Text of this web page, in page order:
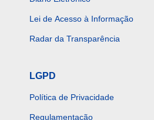
Lei de Acesso à Informação
Radar da Transparência
LGPD
Política de Privacidade
Regulamentação